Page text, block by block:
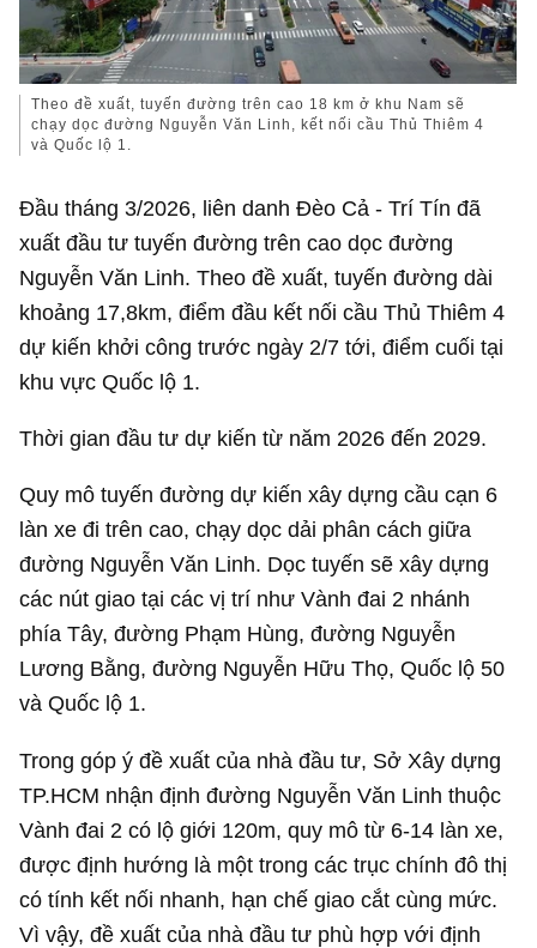
Theo đề xuất, tuyến đường trên cao 18 km ở khu Nam sẽ
chạy dọc đường Nguyễn Văn Linh, kết nối cầu Thủ Thiêm 4
và Quốc lộ 1.
Đầu tháng 3/2026, liên danh Đèo Cả - Trí Tín đã
xuất đầu tư tuyến đường trên cao dọc đường
Nguyễn Văn Linh. Theo đề xuất, tuyến đường dài
khoảng 17,8km, điểm đầu kết nối cầu Thủ Thiêm 4
dự kiến khởi công trước ngày 2/7 tới, điểm cuối tại
khu vực Quốc lộ 1.
Thời gian đầu tư dự kiến từ năm 2026 đến 2029.
Quy mô tuyến đường dự kiến xây dựng cầu cạn 6
làn xe đi trên cao, chạy dọc dải phân cách giữa
đường Nguyễn Văn Linh. Dọc tuyến sẽ xây dựng
các nút giao tại các vị trí như Vành đai 2 nhánh
phía Tây, đường Phạm Hùng, đường Nguyễn
Lương Bằng, đường Nguyễn Hữu Thọ, Quốc lộ 50
và Quốc lộ 1.
Trong góp ý đề xuất của nhà đầu tư, Sở Xây dựng
TP.HCM nhận định đường Nguyễn Văn Linh thuộc
Vành đai 2 có lộ giới 120m, quy mô từ 6-14 làn xe,
được định hướng là một trong các trục chính đô thị
có tính kết nối nhanh, hạn chế giao cắt cùng mức.
Vì vậy, đề xuất của nhà đầu tư phù hợp với định